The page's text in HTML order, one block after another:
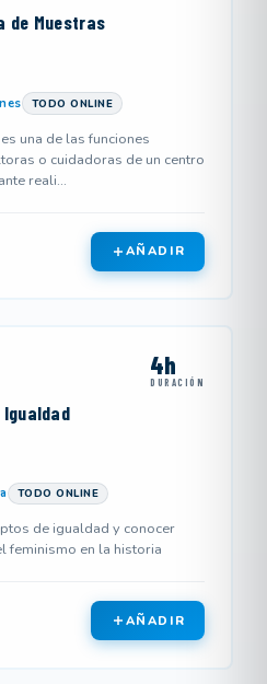
de Muestras
TODO ONLINE
una de las funciones
o cuidadoras de un centro
reali...
AÑADIR
4h
DURACIÓN
TODO ONLINE
de igualdad y conocer
feminismo en la historia
AÑADIR